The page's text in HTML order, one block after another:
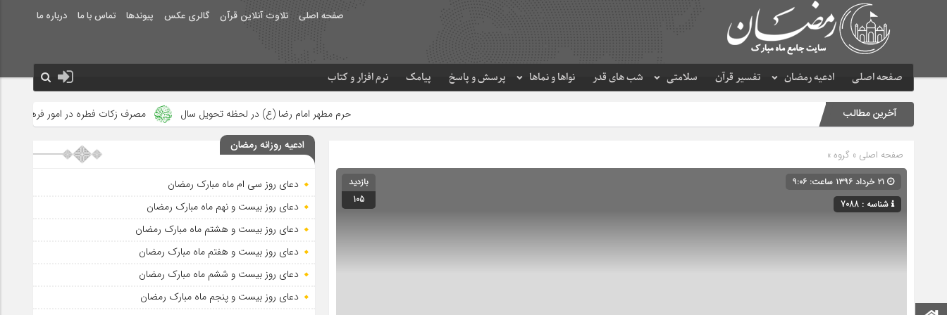
صفحه اصلی تلاوت آنلاین قرآن گالری عکس پیوندها تماس با ما درباره ما
صفحه اصلی ادعیه رمضان تفسیر قرآن سلامتی شب های قدر نواها و نماها پرسش و پاسخ پیامک نرم افزار و کتاب
آخرین مطالب حرم مطهر امام رضا (ع) در لحظه تحویل سال مصرف زکات فطره در امور فرهنگی جلوه‌های
صفحه اصلی » گروه »
شناسه : 7088
بازدید
105
ادعیه روزانه رمضان
دعای روز سی ام ماه مبارک رمضان
دعای روز بیست و نهم ماه مبارک رمضان
دعای روز بیست و هشتم ماه مبارک رمضان
دعای روز بیست و هفتم ماه مبارک رمضان
دعای روز بیست و ششم ماه مبارک رمضان
دعای روز بیست و پنجم ماه مبارک رمضان